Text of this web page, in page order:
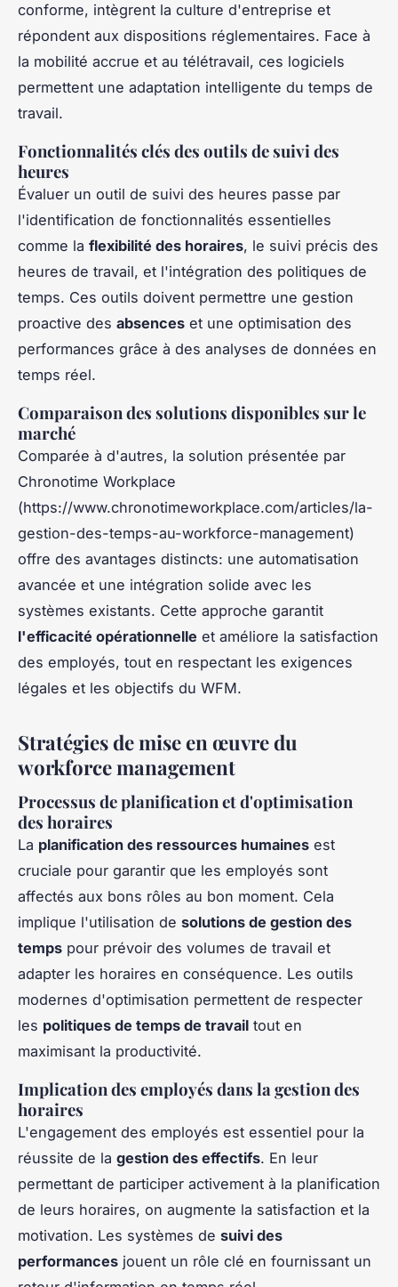
conforme, intègrent la culture d'entreprise et
répondent aux dispositions réglementaires. Face à
la mobilité accrue et au télétravail, ces logiciels
permettent une adaptation intelligente du temps de
travail.
Fonctionnalités clés des outils de suivi des
heures
Évaluer un outil de suivi des heures passe par
l'identification de fonctionnalités essentielles
comme la flexibilité des horaires, le suivi précis des
heures de travail, et l'intégration des politiques de
temps. Ces outils doivent permettre une gestion
proactive des absences et une optimisation des
performances grâce à des analyses de données en
temps réel.
Comparaison des solutions disponibles sur le
marché
Comparée à d'autres, la solution présentée par
Chronotime Workplace
(https://www.chronotimeworkplace.com/articles/la-
gestion-des-temps-au-workforce-management)
offre des avantages distincts: une automatisation
avancée et une intégration solide avec les
systèmes existants. Cette approche garantit
l'efficacité opérationnelle et améliore la satisfaction
des employés, tout en respectant les exigences
légales et les objectifs du WFM.
Stratégies de mise en œuvre du
workforce management
Processus de planification et d'optimisation
des horaires
La planification des ressources humaines est
cruciale pour garantir que les employés sont
affectés aux bons rôles au bon moment. Cela
implique l'utilisation de solutions de gestion des
temps pour prévoir des volumes de travail et
adapter les horaires en conséquence. Les outils
modernes d'optimisation permettent de respecter
les politiques de temps de travail tout en
maximisant la productivité.
Implication des employés dans la gestion des
horaires
L'engagement des employés est essentiel pour la
réussite de la gestion des effectifs. En leur
permettant de participer activement à la planification
de leurs horaires, on augmente la satisfaction et la
motivation. Les systèmes de suivi des
performances jouent un rôle clé en fournissant un